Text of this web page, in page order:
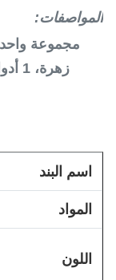
المواصفات:
اسم البند
المواد
اللون